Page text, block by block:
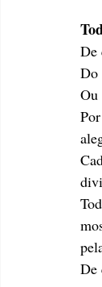
De
Do
Ou
De